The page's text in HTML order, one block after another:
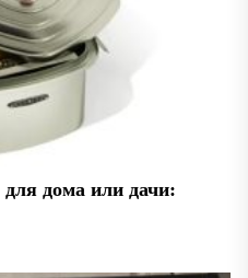
дома или дачи: